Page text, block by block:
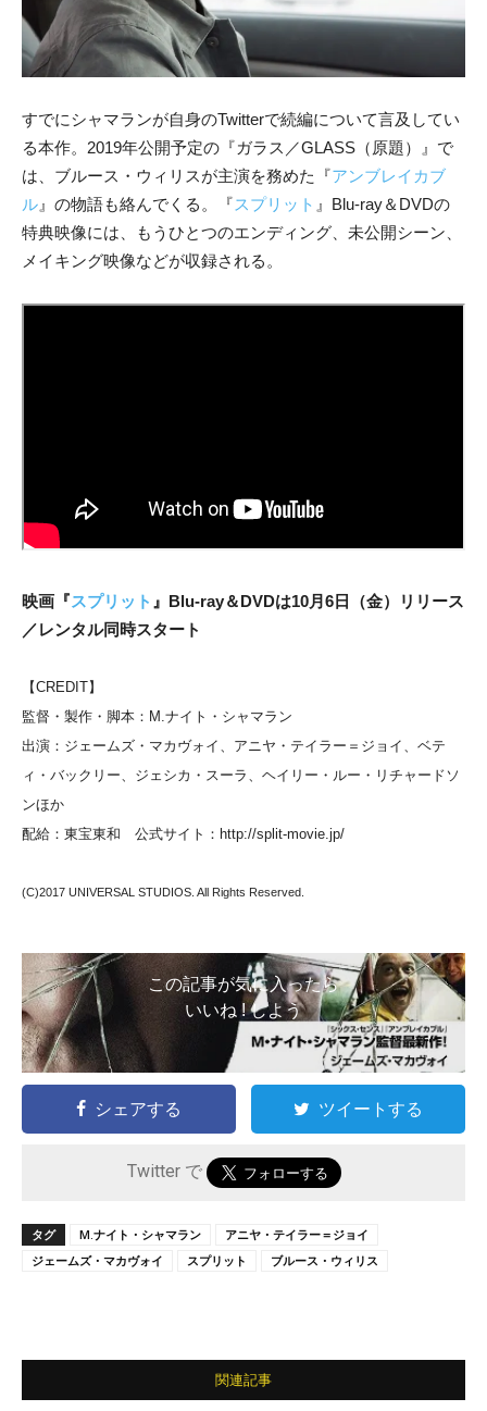
すでにシャマランが自身のTwitterで続編について言及してい
る本作。2019年公開予定の『ガラス／GLASS（原題）』で
は、ブルース・ウィリスが主演を務めた『アンブレイカブ
ル 』の物語も絡んでくる。『スプリット 』Blu-ray＆DVDの
特典映像には、もうひとつのエンディング、未公開シーン、
メイキング映像などが収録される。
映画『スプリット 』Blu-ray＆DVDは10月6日（金）リリース
／レンタル同時スタート
【CREDIT】
監督・製作・脚本：M.ナイト・シャマラン
出演：ジェームズ・マカヴォイ、アニヤ・テイラー＝ジョイ、ベテ
ィ・バックリー、ジェシカ・スーラ、ヘイリー・ルー・リチャードソ
ンほか
配給：東宝東和 公式サイト：http://split-movie.jp/
(C)2017 UNIVERSAL STUDIOS. All Rights Reserved.
この記事が気に入ったら
いいね ! しよう
シェアする ツイートする
Twitter で
タグ M.ナイト・シャマラン
アニヤ・テイラー＝ジョイ
ジェームズ・マカヴォイ
スプリット ブルース・ウィリス
関連記事